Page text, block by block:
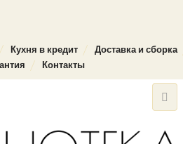
Кухня в кредит
Доставка и сборка
Контакты